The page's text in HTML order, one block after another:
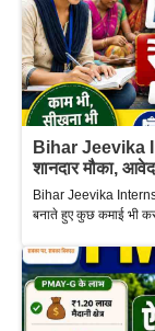
Bihar Jeevika
शानदार मौका,
Bihar Jeevika
बनाते हुए कुछ कमाई भी